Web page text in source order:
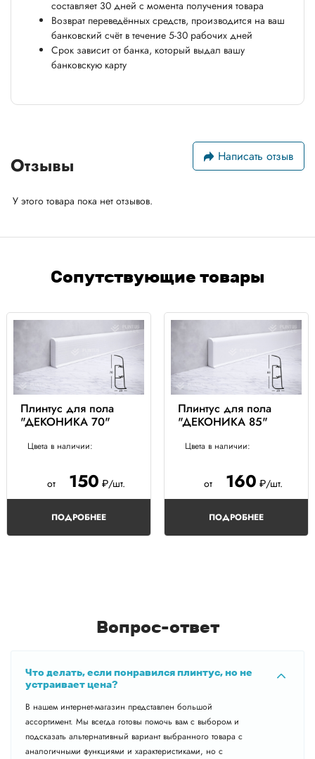
составляет 30 дней с момента получения товара
Возврат переведённых средств, производится на ваш
банковский счёт в течение 5-30 рабочих дней
Срок зависит от банка, который выдал вашу
банковскую карту
Отзывы Написать отзыв
У этого товара пока нет отзывов.
Сопутствующие товары
Плинтус для пола
"ДЕКОНИКА 70"
Цвета в наличии:
от 150 ₽/шт.
ПОДРОБНЕЕ
Плинтус для пола
"ДЕКОНИКА 85"
Цвета в наличии:
от 160 ₽/шт.
ПОДРОБНЕЕ
Вопрос-ответ
Что делать, если понравился плинтус, но не
устраивает цена?
В нашем интернет-магазин представлен большой
ассортимент. Мы всегда готовы помочь вам с выбором и
подсказать альтернативный вариант выбранного товара с
аналогичными функциями и характеристиками, но с